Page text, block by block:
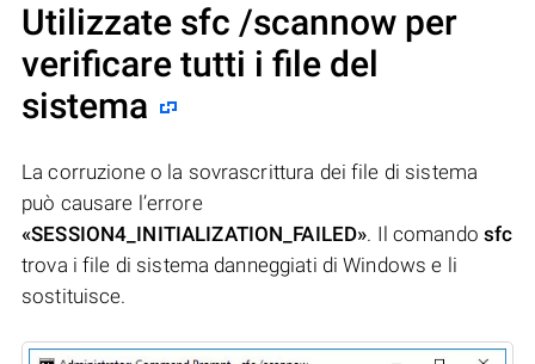
Utilizzate sfc /scannow per
verificare tutti i file del
sistema
La corruzione o la sovrascrittura dei file di sistema
può causare l’errore
«SESSION4_INITIALIZATION_FAILED». Il comandosfc
trova i file di sistema danneggiati di Windows e li
sostituisce.